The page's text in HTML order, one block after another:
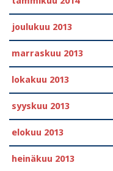
joulukuu 2013
marraskuu 2013
lokakuu 2013
syyskuu 2013
elokuu 2013
heinäkuu 2013